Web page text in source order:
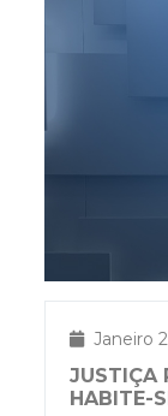
Janeiro
JUSTIÇA
HABITE-